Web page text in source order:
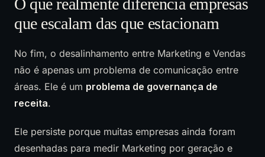
que escalam das que estacionam
No fim, o desalinhamento entre Marketing e Vendas
não é apenas um problema de comunicação entre
áreas. Ele é um problema de governança de
receita.
Ele persiste porque muitas empresas ainda foram
desenhadas para medir Marketing por geração e